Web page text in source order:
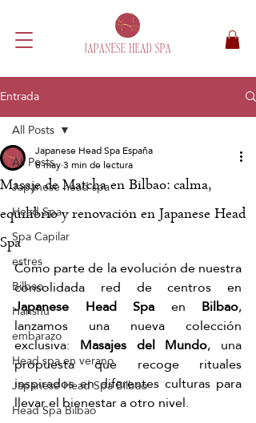
Entrada
All Posts
Japanese head spa
Head Spa
Spa Capilar
estres
Bilbao
Hanshu
embarazo
Head spa en verano
Japanese Head Spa Bilbao
Head Spa Bilbao
All Posts
Masaje de Matcha en Bilbao: calma,
equilibrio y renovación en Japanese Head
Spa
Japanese Head Spa España
8 may3 min de lectura
Como parte de la evolución de nuestra
Japanese Head Spa en Bilbao,
lanzamos una nueva colección
exclusiva: Masajes del Mundo, una
propuesta que recoge rituales
inspirados en diferentes culturas para
llevar el bienestar a otro nivel.